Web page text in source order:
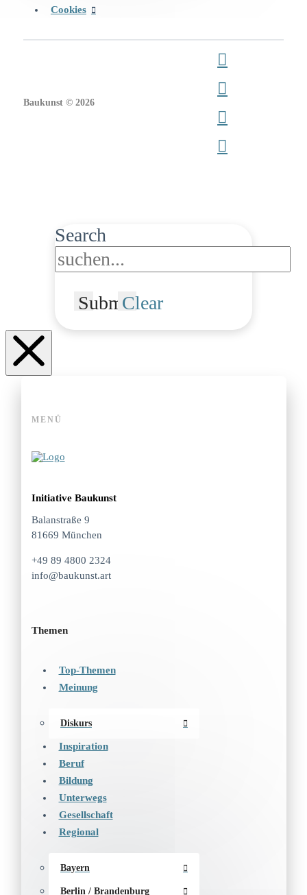
Cookies
Baukunst © 2026
Search
SubmitClear
MENÜ
Initiative Baukunst
Balanstraße 9
81669 München
+49 89 4800 2324
info@baukunst.art
Themen
Top-Themen
Meinung
Diskurs
Inspiration
Beruf
Bildung
Unterwegs
Gesellschaft
Regional
Bayern
Berlin / Brandenburg